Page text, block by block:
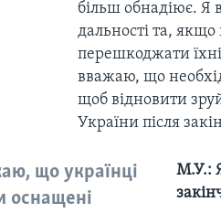
більш обнадіює. Я
дальності та, якщо
перешкоджати
вважаю, що
щоб відновити
України після
що українці
оснащені
М.У.: